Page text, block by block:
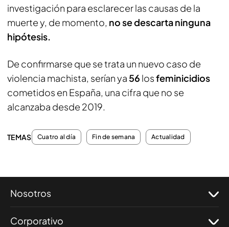
investigación para esclarecer las causas de la
muerte y, de momento, no se descarta ninguna
hipótesis.
De confirmarse que se trata un nuevo caso de
violencia machista, serían ya 56 losfeminicidios
cometidos en España, una cifra que no se
alcanzaba desde 2019.
TEMAS Cuatro al día Fin de semana Actualidad
Nosotros
Corporativo